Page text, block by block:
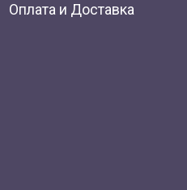
Оплата и Доставка